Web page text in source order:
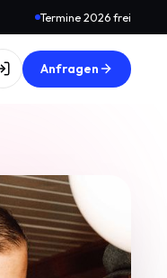
Termine 2026 frei
Anfragen